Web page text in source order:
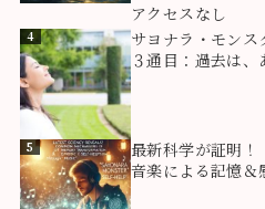
アクセスなし
4
サヨナラ・モンス
３通目：過去は、
ール【自分の「モ
を知るためのツー
5
最新科学が証明！
音楽による記憶＆
は？